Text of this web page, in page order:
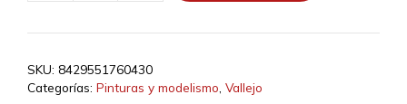
cantidad
SKU: 8429551760430
Categorías: Pinturas y modelismo Vallejo